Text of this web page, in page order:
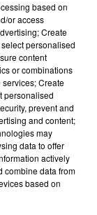
un nouvel
mondiale
leur
based on
or access
Create
personalised
content
or combinations
Create
personalised
prevent and
and content;
may
data to offer
actively
combine data from
based on